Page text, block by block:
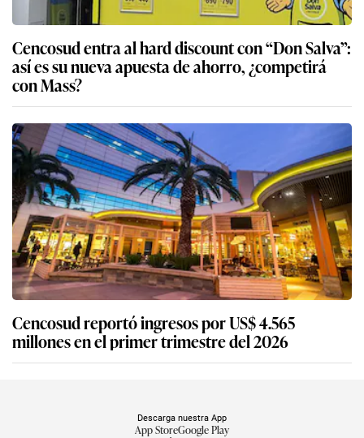
Cencosud reportó ingresos por US$ 4.565
millones en el primer trimestre del 2026
Síguenos
App Store
Empresa Editora El Comercio. Calle Paracas #532, Pueblo Libre. Copyright ©